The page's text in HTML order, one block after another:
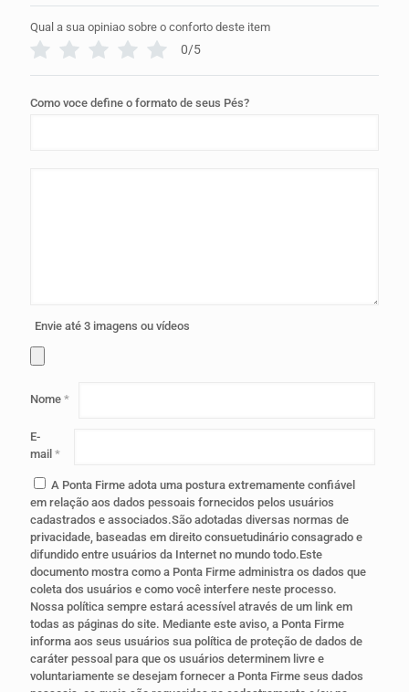
Qual a sua opiniao sobre o conforto deste item
0/5
Como voce define o formato de seus Pés?
Envie até 3 imagens ou vídeos
Nome *
E-
mail *
A Ponta Firme adota uma postura extremamente confiável
em relação aos dados pessoais fornecidos pelos usuários
cadastrados e associados.São adotadas diversas normas de
privacidade, baseadas em direito consuetudinário consagrado e
difundido entre usuários da Internet no mundo todo.Este
documento mostra como a Ponta Firme administra os dados que
coleta dos usuários e como você interfere neste processo.
Nossa política sempre estará acessível através de um link em
todas as páginas do site. Mediante este aviso, a Ponta Firme
informa aos seus usuários sua política de proteção de dados de
caráter pessoal para que os usuários determinem livre e
voluntariamente se desejam fornecer a Ponta Firme seus dados